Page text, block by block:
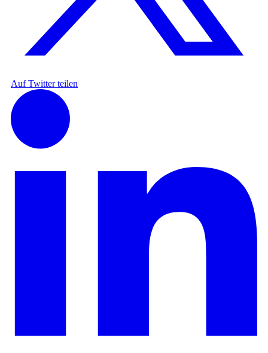
Auf Twitter teilen